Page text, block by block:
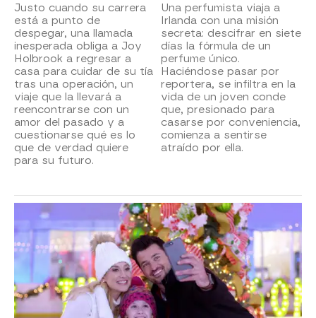
Justo cuando su carrera
está a punto de
despegar, una llamada
inesperada obliga a Joy
Holbrook a regresar a
casa para cuidar de su tía
tras una operación, un
viaje que la llevará a
reencontrarse con un
amor del pasado y a
cuestionarse qué es lo
que de verdad quiere
para su futuro.
Una perfumista viaja a
Irlanda con una misión
secreta: descifrar en siete
días la fórmula de un
perfume único.
Haciéndose pasar por
reportera, se infiltra en la
vida de un joven conde
que, presionado para
casarse por conveniencia,
comienza a sentirse
atraído por ella.